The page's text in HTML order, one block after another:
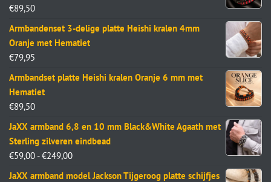
€89,50
Armbandenset 3-delige platte Heishi kralen 4mm
Oranje met Hematiet
€79,95
Armbandset platte Heishi kralen Oranje 6 mm met
Hematiet
€89,50
JaXX armband 6,8 en 10 mm Black&White Agaath met
Sterling zilveren eindbead
€59,00 - €249,00
JaXX armband model Jackson Tijgeroog platte schijfjes